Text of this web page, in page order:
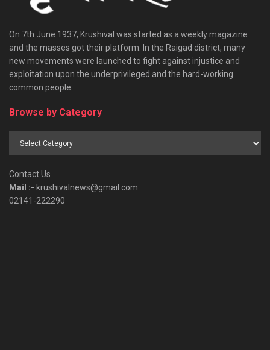
On 7th June 1937, Krushival was started as a weekly magazine
and the masses got their platform. In the Raigad district, many
new movements were launched to fight against injustice and
exploitation upon the underprivileged and the hard-working
common people.
Browse by Category
Contact Us
Mail :- krushivalnews@gmail.com
02141-222290